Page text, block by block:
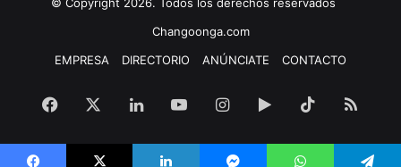
Changoonga.com
EMPRESA
DIRECTORIO ANÚNCIATE CONTACTO
Facebook LinkedInYouTubeInstagram
Google
Play
TikTokRSS